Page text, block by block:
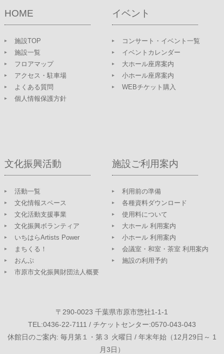
HOME
施設TOP
施設一覧
フロアマップ
アクセス・駐車場
よくある質問
個人情報保護方針
イベント
コンサート・イベント一覧
イベントカレンダー
大ホール座席案内
小ホール座席案内
WEBチケット購入
文化振興活動
活動一覧
文化情報スペース
文化活動支援事業
文化振興ボランティア
いちはらArtists Power
まちくる！
おんぷ
市原市文化振興財団法人概要
施設ご利用案内
利用前の準備
各種資料ダウンロード
使用料について
大ホール 利用案内
小ホール 利用案内
会議室・和室・茶室 利用案内
施設の利用予約
〒290-0023 千葉県市原市惣社1-1-1
TEL:0436-22-7111 / チケットセンター:0570-043-043
休館日のご案内: 毎月第１・第３ 火曜日 / 年末年始（12月29日～ 1
月3日）